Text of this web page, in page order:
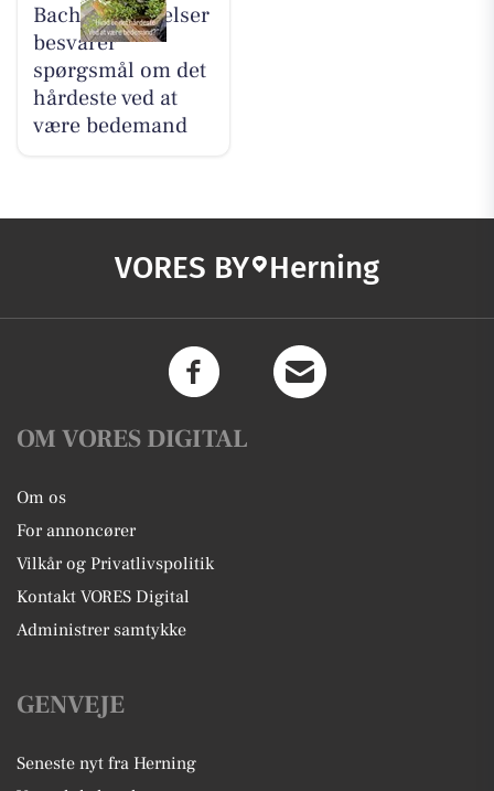
Bachs Begravelser
besvarer
spørgsmål om det
hårdeste ved at
være bedemand
VORES BY Herning
OM VORES DIGITAL
Om os
For annoncører
Vilkår og Privatlivspolitik
Kontakt VORES Digital
Administrer samtykke
GENVEJE
Seneste nyt fra Herning